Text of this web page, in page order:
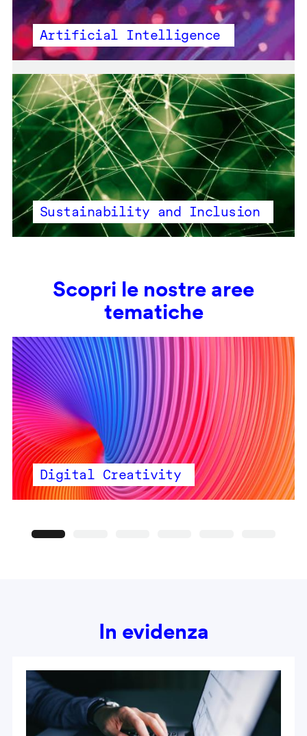
Artificial Intelligence
Sustainability and Inclusion
Scopri le nostre aree
tematiche
Digital Creativity
In evidenza